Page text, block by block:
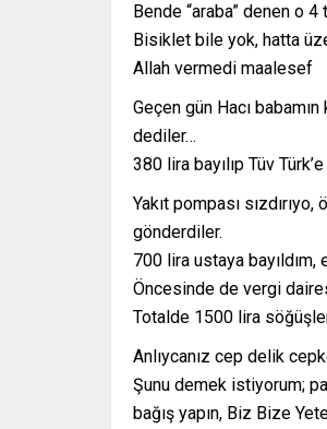
Bende “araba” denen o
Bisiklet bile yok, hatta
Allah vermedi maalesef
Geçen gün Hacı
dediler…
380 lira bayılıp Tüv
Yakıt pompası
gönderdiler.
700 lira ustaya
Öncesinde de vergi
Totalde 1500 lira
Anlıycanız cep delik
Şunu demek istiyorum;
bağış yapın, Biz Bize